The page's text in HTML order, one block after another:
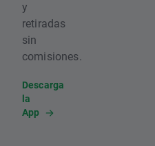
y
retiradas
sin
comisiones.
Descarga
la
App